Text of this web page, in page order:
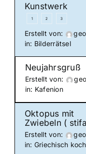
Kunstwerk
1 2 3
Erstellt von:
in: Bilderrätsel
Neujahrsgruß
Erstellt von:
in: Kafenion
Oktopus mit
Zwiebeln (
Erstellt von:
in: Griechisch